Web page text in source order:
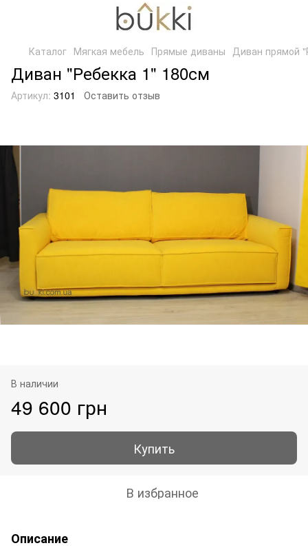
Каталог Мягкая мебель Прямые диваны Диван прямой
Диван "Ребекка 1" 180см
Артикул: 3101 Оставить отзыв
В наличии
49 600 грн
Купить
В избранное
Описание